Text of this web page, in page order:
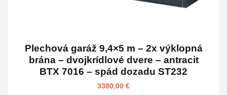
Plechová garáž 9,4×5 m – 2x výklopná
brána – dvojkrídlové dvere – antracit
BTX 7016 – spád dozadu ST232
3380,00 €